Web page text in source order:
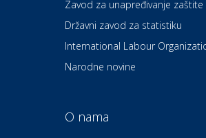
Dental Sudar
Dom i dizajn
Euro-vrt – kosilice,
Odmor
Zavod za unapređivanje
Državni zavod za statistiku
International Labour
Narodne novine
O nama